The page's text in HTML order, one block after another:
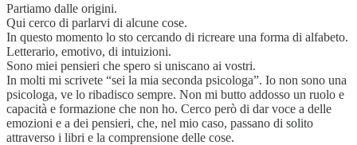
Partiamo dalle origini.
Qui cerco di parlarvi di alcune cose.
In questo momento lo sto cercando di ricreare una forma di alfabeto.
Letterario, emotivo, di intuizioni.
Sono miei pensieri che spero si uniscano ai vostri.
In molti mi scrivete “sei la mia seconda psicologa”. Io non sono una
psicologa, ve lo ribadisco sempre. Non mi butto addosso un ruolo e
capacità e formazione che non ho. Cerco però di dar voce a delle
emozioni e a dei pensieri, che, nel mio caso, passano di solito
attraverso i libri e la comprensione delle cose.